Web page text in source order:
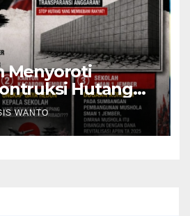
Menyoroti
Hutang
Alaram
WANTO